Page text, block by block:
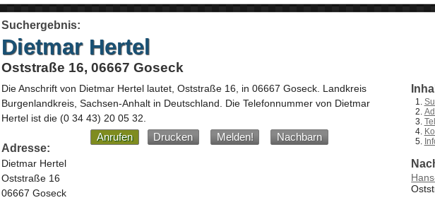
Suchergebnis:
Dietmar Hertel
Oststraße 16, 06667 Goseck
Die Anschrift von Dietmar Hertellautet, Oststraße 16 , in 06667 Goseck. Landkreis
Burgenlandkreis, Sachsen-Anhaltin Deutschland
Die Telefonnummer von Dietmar
Hertel ist die (0 34 43) 20 05 32
Anrufen Drucken Melden!
Nachbarn
Adresse:
Dietmar Hertel
Oststraße 16
06667 Goseck